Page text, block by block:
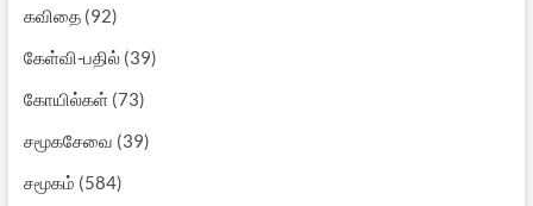
கவிதை(92)
கேள்வி-பதில்(39)
கோயில்கள்(73)
சமூகசேவை (39)
சமூகம் (584)